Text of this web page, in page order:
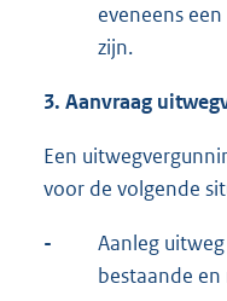
eveneens
zijn.
3. Aanvraag
Een
voor de volgende
-
Aanleg
bestaande